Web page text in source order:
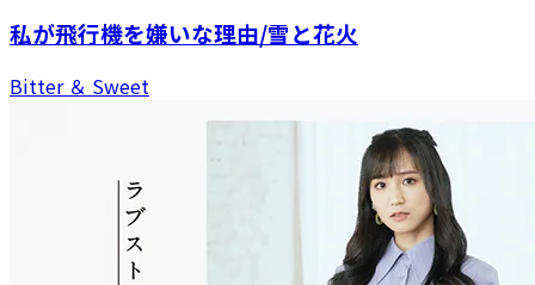
私が飛行機を嫌いな理由/雪と花火
Bitter ＆ Sweet